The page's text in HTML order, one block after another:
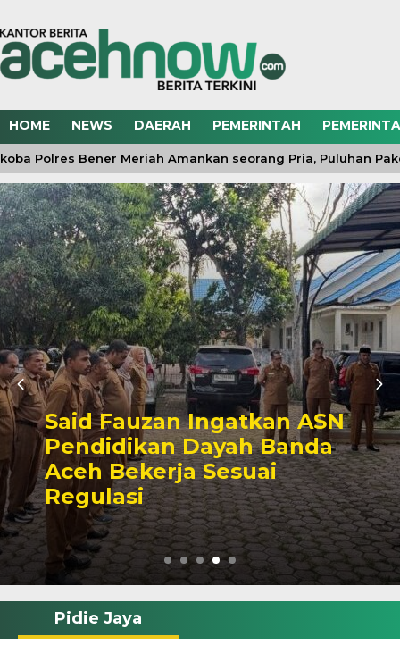
HOME NEWS DAERAH PEMERINTAH
Polres Bener Meriah Amankan seorang Pria, Puluhan
Said Fauzan Ingatkan ASN
Pendidikan Dayah Banda
Aceh Bekerja Sesuai
Regulasi
Pidie Jaya